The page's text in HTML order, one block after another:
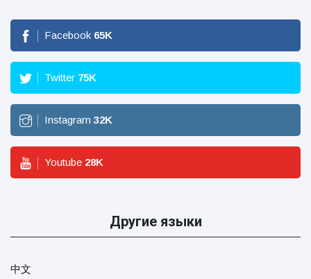
Facebook 65K
Twitter 75K
Instagram 32K
Youtube 28K
Другие языки
中文